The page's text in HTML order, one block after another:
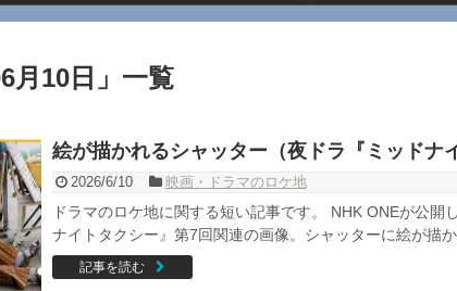
月10日 」 一覧
絵が描かれるシャッター（夜ドラ『ミッドナ
2026/6/10 映画・ドラマのロケ地
ドラマのロケ地に関する短い記事です。 NHK ONEが公開
ナイトタクシー』第7回関連の画像。シャッターに絵が描か
記事を読む